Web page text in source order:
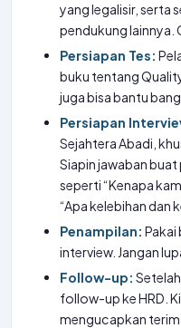
yang legalisir, serta
pendukung lainnya.
Persiapan Tes:
buku tentang
juga bisa bantu
Persiapan
Sejahtera Abadi,
Siapin jawaban
seperti “Kenapa
“Apa kelebihan dan
Penampilan: Pakai
interview. Jangan
Follow-up:
follow-up ke HRD.
mengucapkan